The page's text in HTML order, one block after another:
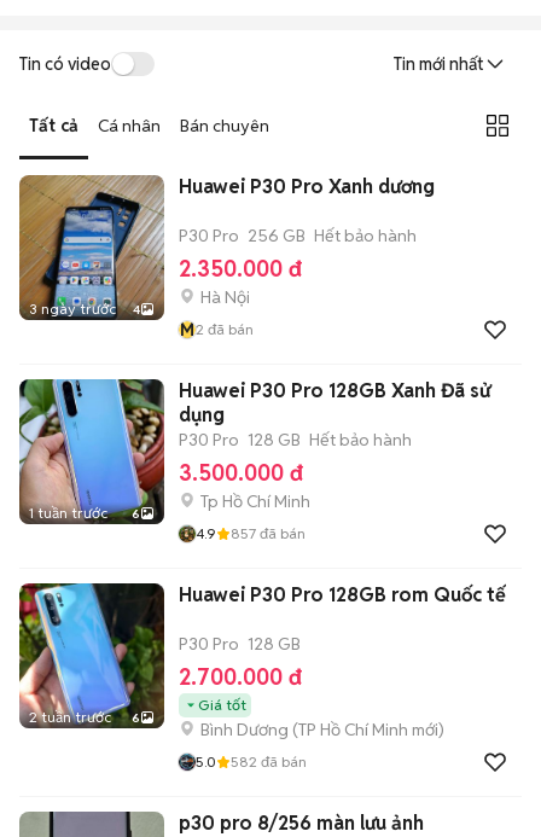
Tin có video Tin mới nhất
Tất cả Cá nhân Bán chuyên
3 ngày trước 4
Huawei P30 Pro Xanh dương
P30 Pro 256 GB Hết bảo hành
2.350.000 đ
Hà Nội
M2 đã bán
1 tuần trước 6
Huawei P30 Pro 128GB Xanh Đã sử
dụng
P30 Pro 128 GB Hết bảo hành
3.500.000 đ
Tp Hồ Chí Minh
4.9 857 đã bán
2 tuần trước 6
Huawei P30 Pro 128GB rom Quốc tế
P30 Pro 128 GB
2.700.000 đ
Giá tốt
Bình Dương (TP Hồ Chí Minh mới)
5.0 582 đã bán
p30 pro 8/256 màn lưu ảnh